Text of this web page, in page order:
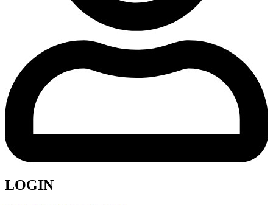
LOGIN